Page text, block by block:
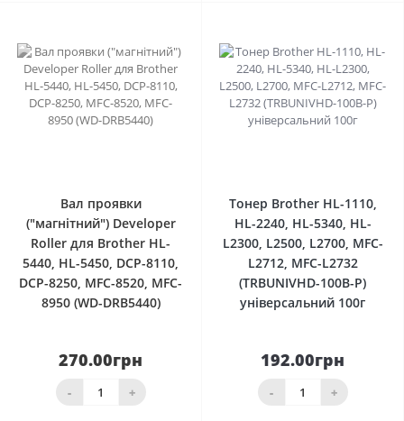
Вал проявки
("магнітний") Developer
Roller для Brother HL-
5440, HL-5450, DCP-8110,
DCP-8250, MFC-8520, MFC-
8950 (WD-DRB5440)
270.00грн
- +
Тонер Brother HL-1110,
HL-2240, HL-5340, HL-
L2300, L2500, L2700, MFC-
L2712, MFC-L2732
(TRBUNIVHD-100B-P)
універсальний 100г
192.00грн
- +